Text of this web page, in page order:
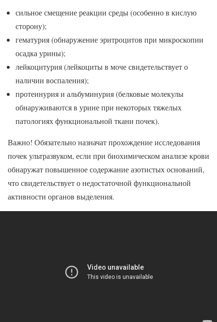
сильное смещение реакции среды (особенно в кислую
сторону);
гематурия (обнаружение эритроцитов при микроскопии
осадка урины);
лейкоцитурия (лейкоциты в моче свидетельствует о
наличии воспаления);
протеинурия и альбуминурия (белковые молекулы
обнаруживаются в урине при некоторых тяжелых
патологиях функциональной ткани почек).
Важно! Обязательно назначат прохождение исследования
почек ультразвуком, если при биохимическом анализе крови
обнаружат повышенное содержание азотистых оснований,
что свидетельствует о недостаточной функциональной
активности органов выделения.